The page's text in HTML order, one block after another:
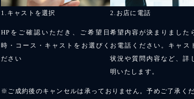
1.キャストを選択
HPをご確認いただき、ご希望日
時・コース・キャストをお選びく
ださい
2.お店に電話
希望内容が決まりました
お電話ください。キャス
状況や質問内容など、詳
明いたします。
※ご成約後のキャンセルは承っておりません。予めご了承くだ